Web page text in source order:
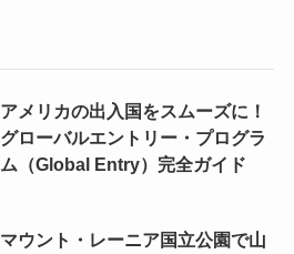
アメリカの出入国をスムーズに！
グローバルエントリー・プログラ
ム（Global Entry）完全ガイド
マウント・レーニア国立公園で山